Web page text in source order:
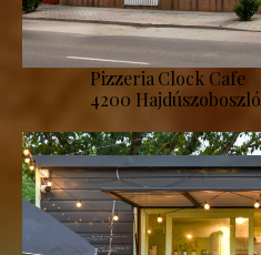
Pizzeria Clock Cafe
4200